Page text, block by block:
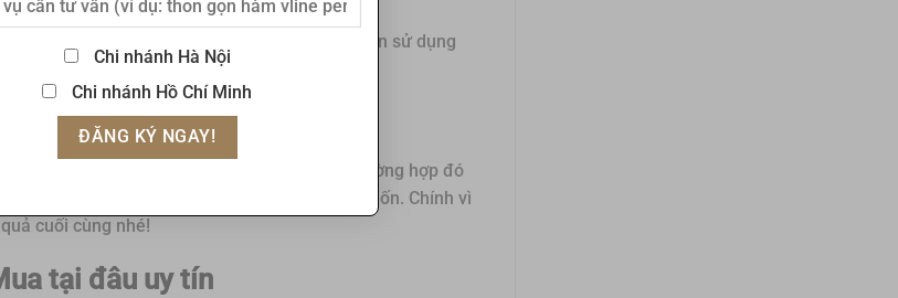
tích cực. Theo đó, chỉ sau một thời gian sử dụng
mờ đi trông thấy.
có cơ sở.
không thấy hiệu quả. Nhưng đa số những trường hợp đó
lâu hơn mới có thể đạt hiệu quả như mong muốn. Chính vì
cuối cùng nhé!
tại đâu uy tín
Chi nhánh Hà Nội
Chi nhánh Hồ Chí Minh